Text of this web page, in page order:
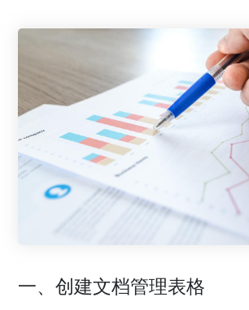
一、创建文档管理表格